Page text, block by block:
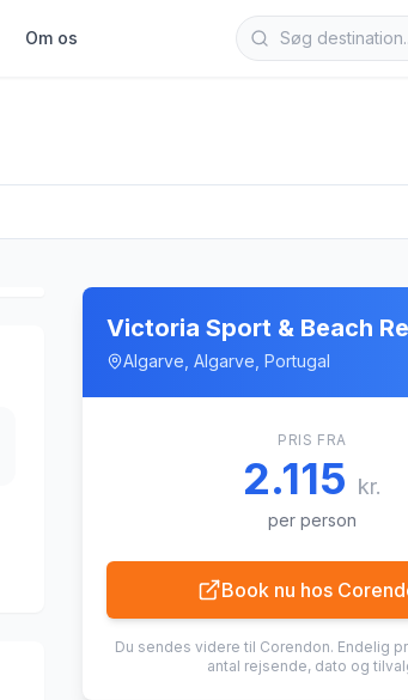
Om os
Victoria Sport & Beach
Algarve, Algarve, Portugal
PRIS FRA
2.115 kr.
per person
Book nu hos
Du sendes videre til Corendon. Endelig
antal rejsende, dato og